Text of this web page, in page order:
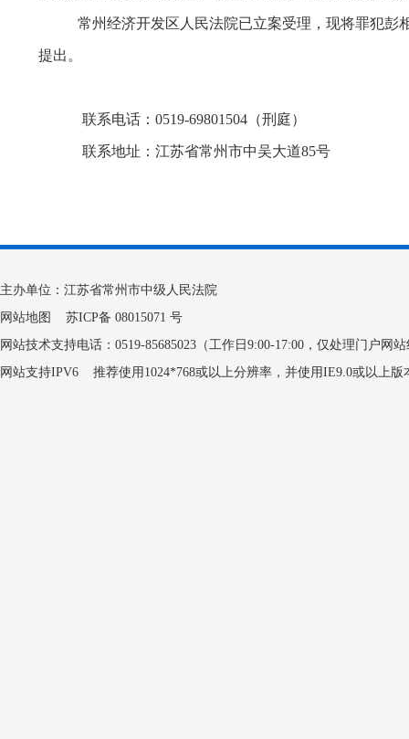
常州经济开发区人民法院已立案受理，现将罪犯
提出。
联系电话： 0519-69801504（刑庭）
联系地址：江苏省常州市中吴大道85号
主办单位：江苏省常州市中级人民法院
网站地图
苏ICP备 08015071 号
网站技术支持电话：0519-85685023（工作日9:00-17:00，仅处理门户网
网站支持IPV6 推荐使用1024*768或以上分辨率，并使用IE9.0或以上版